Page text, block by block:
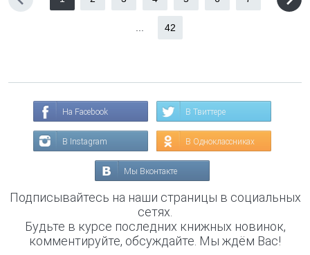
42
На Facebook В Твиттере
В Instagram В Одноклассниках
Мы Вконтакте
Подписывайтесь на наши страницы в социальных
сетях.
Будьте в курсе последних книжных новинок,
комментируйте, обсуждайте. Мы ждём Вас!